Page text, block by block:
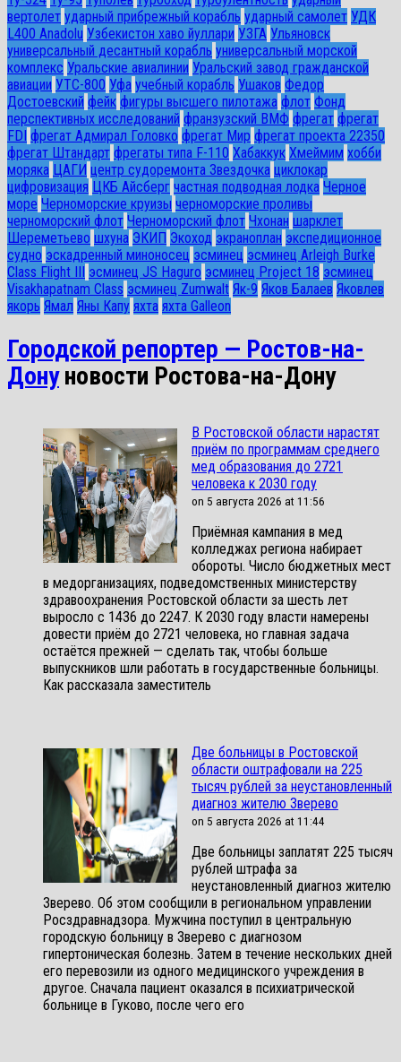
вертолет ударный прибрежный корабль ударный самолет УДК
L400 Anadolu Узбекистон хаво йуллари УЗГА Ульяновск
универсальный десантный корабль универсальный морской
комплекс Уральские авиалинии Уральский завод гражданской
авиации УТС-800 Уфа учебный корабль Ушаков Федор
Достоевский фейк фигуры высшего пилотажа флот Фонд
перспективных исследований франзузский ВМФ фрегат фрегат
FDI фрегат Адмирал Головко фрегат Мир фрегат проекта 22350
фрегат Штандарт фрегаты типа F-110 Хабаккук Хмеймим хобби
моряка ЦАГИ центр судоремонта Звездочка циклокар
цифровизация ЦКБ Айсберг частная подводная лодка Черное
море Черноморские круизы черноморские проливы
черноморский флот Черноморский флот Чхонан шарклет
Шереметьево шхуна ЭКИП Экоход экраноплан экспедиционное
судно эскадренный миноносец эсминец эсминец Arleigh Burke
Class Flight III
эсминец JS Haguro эсминец Project 18 эсминец
Visakhapatnam Class эсминец Zumwalt Як-9 Яков Балаев Яковлев
якорь Ямал Яны Капу яхта яхта Galleon
Городской репортер — Ростов-на-
Дону новости Ростова-на-Дону
В Ростовской области нарастят
приём по программам среднего
мед образования до 2721
человека к 2030 году
on 5 августа 2026 at 11:56
Приёмная кампания в мед
колледжах региона набирает
обороты. Число бюджетных мест
в медорганизациях, подведомственных министерству
здравоохранения Ростовской области за шесть лет
выросло с 1436 до 2247. К 2030 году власти намерены
довести приём до 2721 человека, но главная задача
остаётся прежней — сделать так, чтобы больше
выпускников шли работать в государственные больницы.
Как рассказала заместитель
Две больницы в Ростовской
области оштрафовали на 225
тысяч рублей за неустановленный
диагноз жителю Зверево
on 5 августа 2026 at 11:44
Две больницы заплатят 225 тысяч
рублей штрафа за
неустановленный диагноз жителю
Зверево. Об этом сообщили в региональном управлении
Росздравнадзора. Мужчина поступил в центральную
городскую больницу в Зверево с диагнозом
гипертоническая болезнь. Затем в течение нескольких дней
его перевозили из одного медицинского учреждения в
другое. Сначала пациент оказался в психиатрической
больнице в Гуково, после чего его